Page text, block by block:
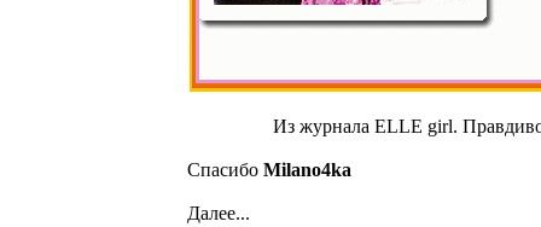
Из журнала ELLE girl.
Спасибо Milano4ka
Далее...